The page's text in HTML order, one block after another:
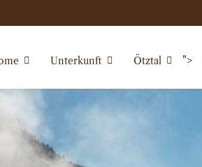
Unterkunft Ötztal ">